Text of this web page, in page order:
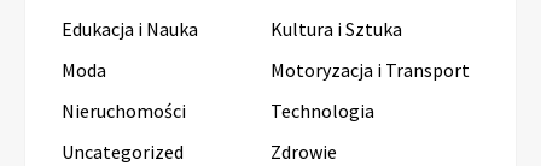
Edukacja i Nauka
Kultura i Sztuka
Moda
Motoryzacja i Transport
Nieruchomości
Technologia
Uncategorized
Zdrowie